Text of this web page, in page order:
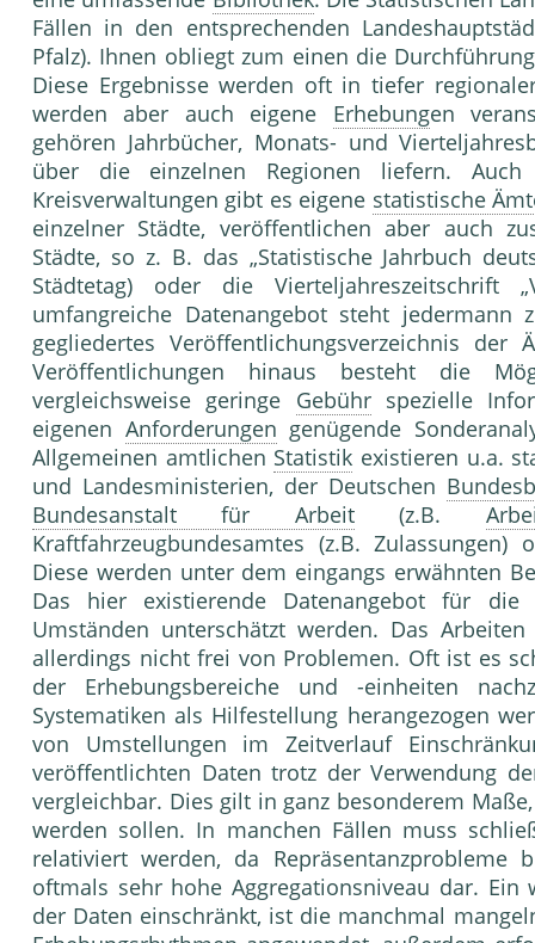
Fällen in den entspre­chenden
Pfalz). Ihnen obliegt zum einen die
Diese Ergebnis­se werden oft in tiefer
werden aber auch eigene Erhebungen
gehören Jahr­bücher, Monats- und
über die einzelnen Regionen liefern.
Kreisverwaltungen gibt es eigene statistische
einzelner Städte, veröffentlichen aber auch
Städte, so z. B. das „Statistische Jahrbuch
Städtetag) oder die Vierteljahreszeit­schrift
umfangreiche Datenangebot steht
gegliedertes Veröffentlichungsver­zeichnis
Veröffentlichungen hinaus be­steht die
vergleichsweise geringe Gebührspeziel­le
eigenen Anforderungen genügende
Allgemeinen amtlichen Statistik existieren u.a.
und Landesministerien, der Deutschen
Bundesanstalt für Arbeit(z.B.
Kraftfahrzeugbundesamtes (z.B.
Diese werden unter dem eingangs erwähnten
Das hier existierende Datenange­bot für die
Umständen unterschätzt werden. Das
allerdings nicht frei von Proble­men. Oft ist es
der Erhebungsbereiche und -einheiten
Systematiken als Hilfestellung herangezogen
von Umstellungen im Zeitverlauf
veröffentlichten Daten trotz der Verwendung
vergleichbar. Dies gilt in ganz besonderem
werden sollen. In manchen Fällen muss
relativiert wer­den, da
oftmals sehr hohe Aggregationsniveau dar.
der Daten einschränkt, ist die manchmal